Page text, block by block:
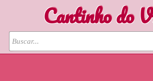
Cantinho do